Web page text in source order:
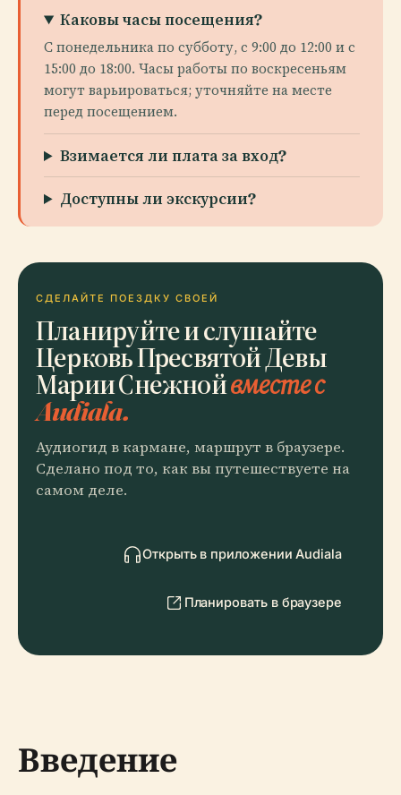
Каковы часы посещения?
С понедельника по субботу, с 9:00 до 12:00 и с
15:00 до 18:00. Часы работы по воскресеньям
могут варьироваться; уточняйте на месте
перед посещением.
Взимается ли плата за вход?
Доступны ли экскурсии?
СДЕЛАЙТЕ ПОЕЗДКУ СВОЕЙ
Планируйте и слушайте
Церковь Пресвятой Девы
Марии Снежнойвместе с
Audiala.
Аудиогид в кармане, маршрут в браузере.
Сделано под то, как вы путешествуете на
самом деле.
Открыть в приложении Audiala
Планировать в браузере
Введение